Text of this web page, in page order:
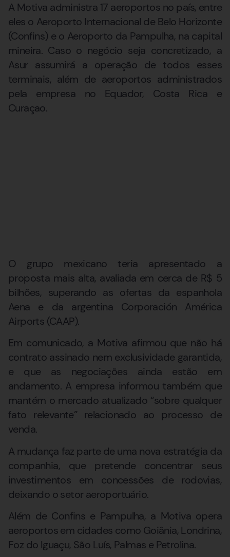
A Motiva administra 17 aeroportos no país, entre
eles o Aeroporto Internacional de Belo Horizonte
(Confins) e o Aeroporto da Pampulha, na capital
mineira. Caso o negócio seja concretizado, a
Asur assumirá a operação de todos esses
terminais, além de aeroportos administrados
pela empresa no Equador, Costa Rica e
Curaçao.
O grupo mexicano teria apresentado a
proposta mais alta, avaliada em cerca de R$ 5
bilhões, superando as ofertas da espanhola
Aena e da argentina Corporación América
Airports (CAAP).
Em comunicado, a Motiva afirmou que não há
contrato assinado nem exclusividade garantida,
e que as negociações ainda estão em
andamento. A empresa informou também que
mantém o mercado atualizado “sobre qualquer
fato relevante” relacionado ao processo de
venda.
A mudança faz parte de uma nova estratégia da
companhia, que pretende concentrar seus
investimentos em concessões de rodovias,
deixando o setor aeroportuário.
Além de Confins e Pampulha, a Motiva opera
aeroportos em cidades como Goiânia, Londrina,
Foz do Iguaçu, São Luís, Palmas e Petrolina.